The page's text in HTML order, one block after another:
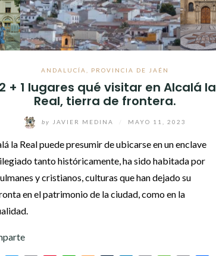
ANDALUCÍA, PROVINCIA DE JAÉN
+ 1 lugares qué visitar en Alcalá la
Real, tierra de frontera.
by JAVIER MEDINA MAYO 11, 2023
la Real puede presumir de ubicarse en un enclave
tanto históricamente, ha sido habitada por
y cristianos, culturas que han dejado su
en el patrimonio de la ciudad, como en la